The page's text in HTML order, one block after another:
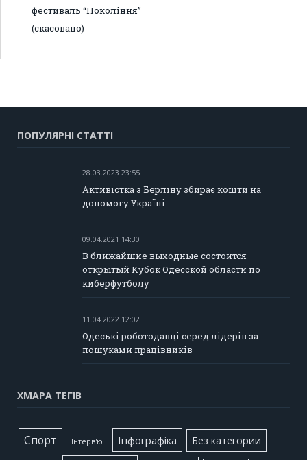
фестиваль “Покоління”
(скасовано)
ПОПУЛЯРНІ СТАТТІ
28.03.2023 23:55
Активістка з Берліну збирає кошти на
допомогу Україні
09.04.2021 14:30
В ближайшие выходные состоится
открытый Кубок Одесской области по
киберфутболу
11.04.2022 12:02
Одеські роботодавці серед лідерів за
пошуками працівників
ХМАРА ТЕГІВ
Cпорт Інтерв'ю Інфографіка Без категории